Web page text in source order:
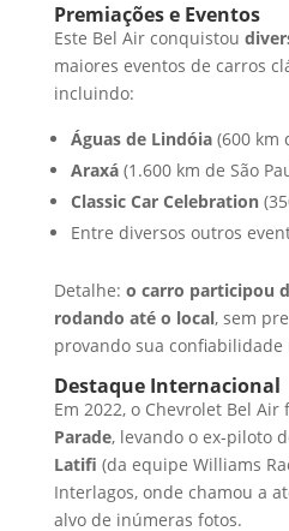
Premiações e Eventos
Este Bel Air conquistou
maiores eventos de carros
incluindo:
Águas de Lindóia(600 km
Araxá(1.600 km de São
Classic Car Celebration
Entre diversos outros
Detalhe: o carro participou
rodando até o local, sem
provando sua confiabilidade
Destaque Internacional
Em 2022, o Chevrolet Bel Air
Parade, levando o ex-piloto
Latifi (da equipe Williams
Interlagos, onde chamou a
alvo de inúmeras fotos.